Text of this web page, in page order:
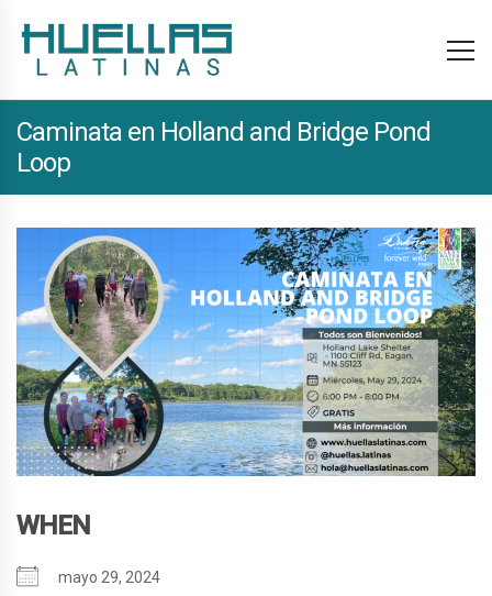
Caminata en Holland and Bridge Pond
Loop
WHEN
mayo 29, 2024